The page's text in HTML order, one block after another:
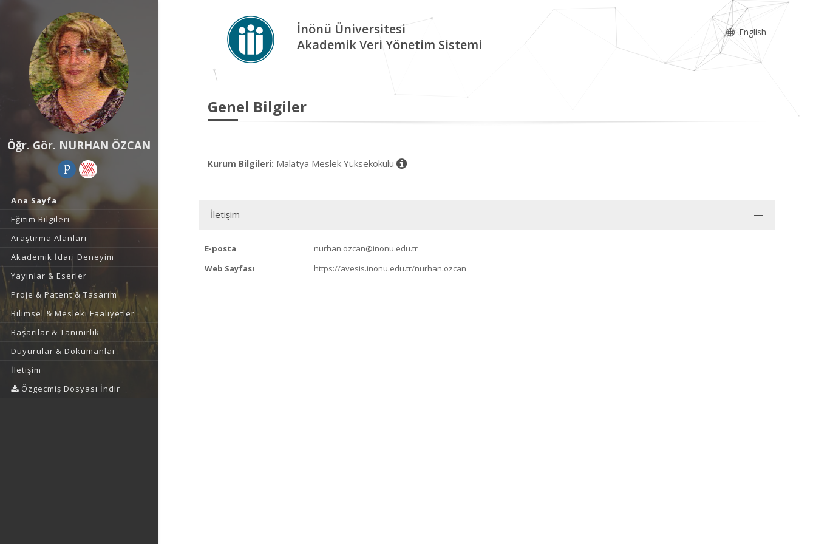
Öğr. Gör. NURHAN ÖZCAN
Ana Sayfa
Eğitim Bilgileri
Araştırma Alanları
Akademik İdari Deneyim
Yayınlar & Eserler
Proje & Patent & Tasarım
Bilimsel & Mesleki Faaliyetler
Başarılar & Tanınırlık
Duyurular & Dokümanlar
İletişim
Özgeçmiş Dosyası İndir
İnönü Üniversitesi
Akademik Veri Yönetim Sistemi
English
Genel Bilgiler
Kurum Bilgileri: Malatya Meslek Yüksekokulu
İletişim
E-posta
nurhan.ozcan@inonu.edu.tr
Web Sayfası
https://avesis.inonu.edu.tr/nurhan.ozcan